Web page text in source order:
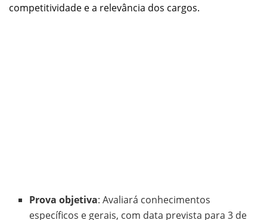
competitividade e a relevância dos cargos.
Prova objetiva: Avaliará conhecimentos
específicos e gerais, com data prevista para 3 de